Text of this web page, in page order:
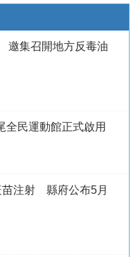
集召開地方反毒油
民運動館正式啟用
苗注射 縣府公布5月